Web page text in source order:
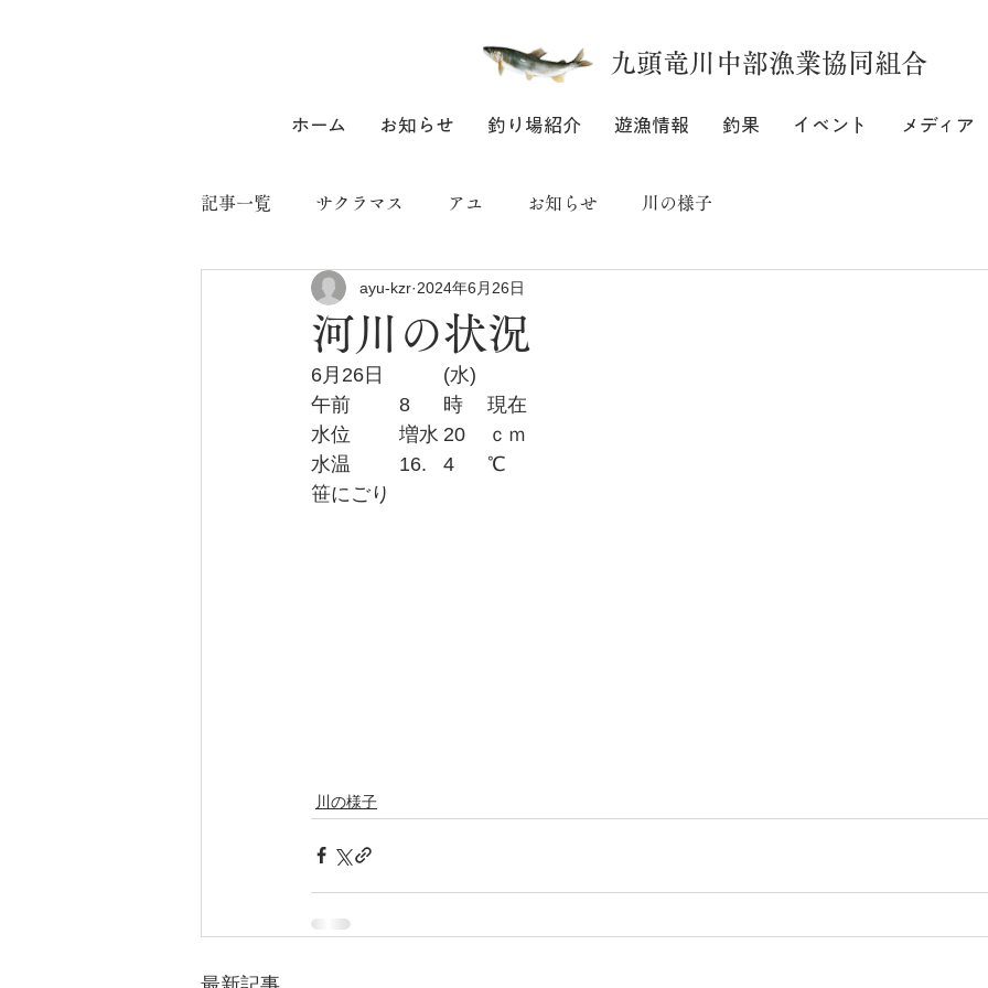
九頭竜川中部漁業協同組合
ホーム お知らせ 釣り場紹介 遊漁情報 釣果 イベント メディア
記事一覧 サクラマス アユ お知らせ 川の様子
河川の状況
ayu-kzr 2024年6月26日
午前		8	時	現在
水位		増水	20	ｃｍ
水温		16.	4	℃
川の様子